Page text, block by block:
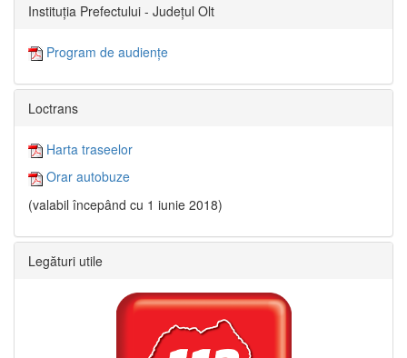
Instituția Prefectului - Județul Olt
Program de audiențe
Loctrans
Harta traseelor
Orar autobuze
(valabil începând cu 1 iunie 2018)
Legături utile